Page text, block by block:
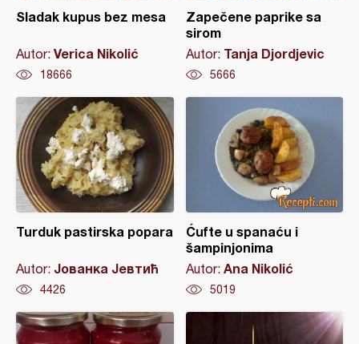
Sladak kupus bez mesa
Autor: Verica Nikolić
18666
Zapečene paprike sa
sirom
Autor: Tanja Djordjevic
5666
Turduk pastirska popara
Autor: Јованка Јевтић
4426
Ćufte u spanaću i
šampinjonima
Autor: Ana Nikolić
5019